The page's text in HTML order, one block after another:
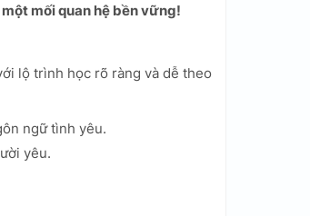
mối quan hệ bền vững!
lộ trình học rõ ràng và dễ theo
ngữ tình yêu.
yêu.